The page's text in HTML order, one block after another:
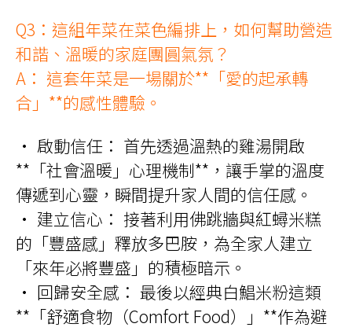
Q3：這組年菜在菜色編排上，如何幫助營造
和諧、溫暖的家庭團圓氣氛？
A： 這套年菜是一場關於**「愛的起承轉
合」**的感性體驗。
• 啟動信任： 首先透過溫熱的雞湯開啟
**「社會溫暖」心理機制**，讓手掌的溫度
傳遞到心靈，瞬間提升家人間的信任感。
• 建立信心： 接著利用佛跳牆與紅蟳米糕
的「豐盛感」釋放多巴胺，為全家人建立
「來年必將豐盛」的積極暗示。
• 回歸安全感： 最後以經典白鯧米粉這類
**「舒適食物（Comfort Food）」**作為避